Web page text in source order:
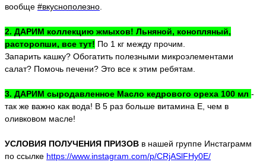
вообще #вкуснополезно
2. ДАРИМ коллекцию жмыхов! Льняной, конопляный,
расторопши, все тут! По 1 кг между прочим.
Запарить кашку? Обогатить полезными микроэлементами
салат? Помочь печени? Это все к этим ребятам.
3. ДАРИМ сыродавленное Масло кедрового ореха 100 мл -
так же важно как вода! В 5 раз больше витамина Е, чем в
оливковом масле!
УСЛОВИЯ ПОЛУЧЕНИЯ ПРИЗОВ в нашей группе Инстаграмм
по ссылке https://www.instagram.com/p/CRjASlFHy0E/